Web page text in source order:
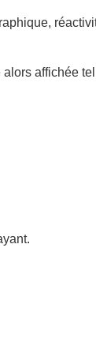
affichée